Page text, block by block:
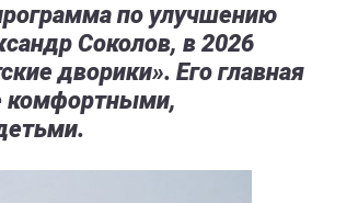
по улучшению
Соколов, в 2026
дворики». Его главная
комфортными,